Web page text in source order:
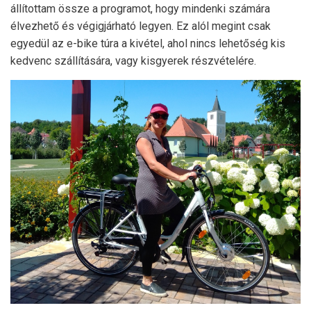
állítottam össze a programot, hogy mindenki számára
élvezhető és végigjárható legyen. Ez alól megint csak
egyedül az e-bike túra a kivétel, ahol nincs lehetőség kis
kedvenc szállítására, vagy kisgyerek részvételére.